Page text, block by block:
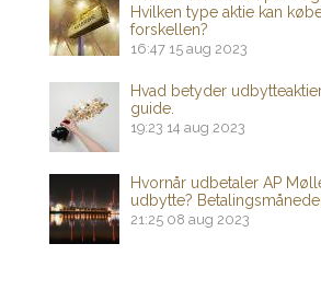
Hvilken type aktie kan
forskellen?
16:47 15 aug 2023
Hvad betyder
guide.
19:23 14 aug 2023
Hvornår udbetaler AP
udbytte?
21:25 08 aug 2023